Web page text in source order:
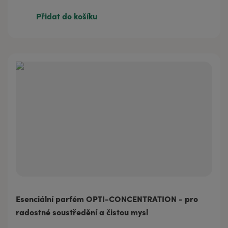
213 Kč
30 ml
Přidat do košíku
Esenciální parfém OPTI-CONCENTRATION - pro
radostné soustředění a čistou mysl